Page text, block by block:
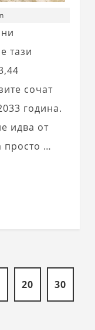
тази
сочат
година.
идва от
просто …
20 30